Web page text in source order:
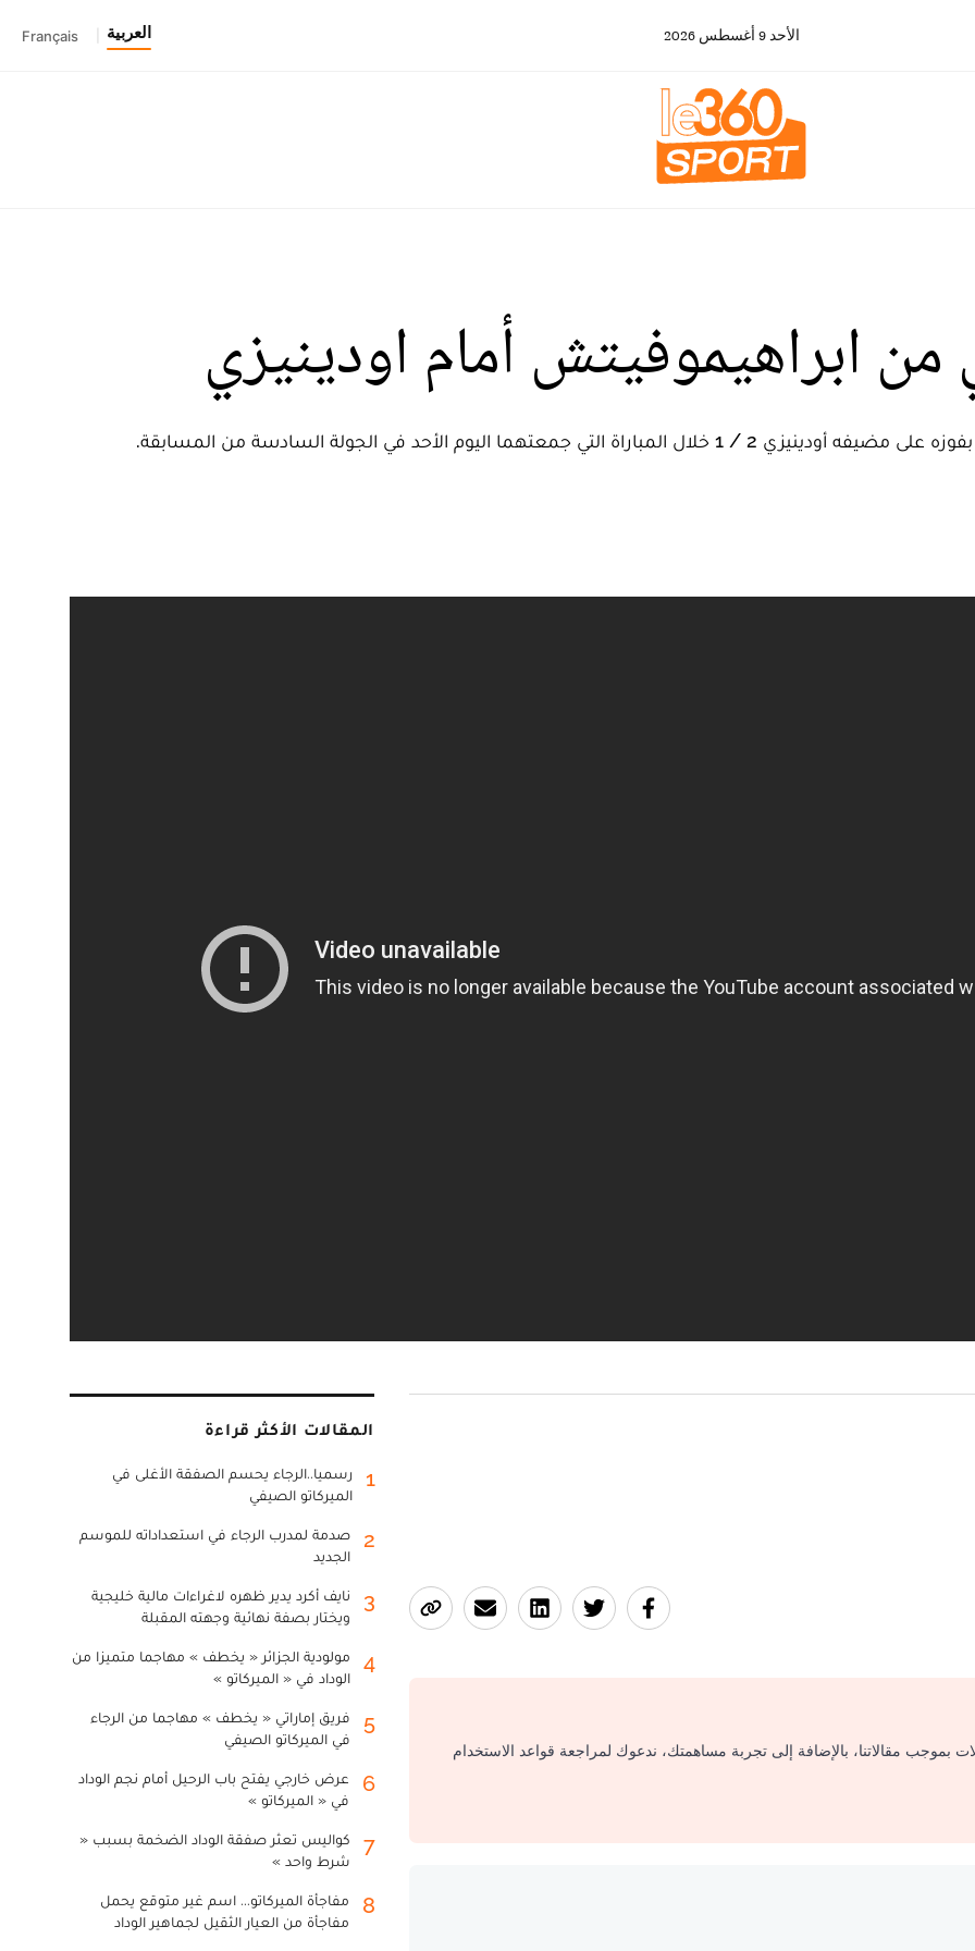
الأحد 9 أغسطس 2026 العربية Français
ابراهيموفيتش أمام اودينيزي
جمعتهما اليوم الأحد في الجولة السادسة من المسابقة.
بموجب مقالاتنا، بالإضافة إلى تجربة مساهمتك، ندعوك لمراجعة قواعد الاستخدام
المقالات الأكثر قراءة
1
رسميا..الرجاء يحسم الصفقة الأغلى في
الميركاتو الصيفي
2
صدمة لمدرب الرجاء في استعداداته للموسم
الجديد
3
نايف أكرد يدير ظهره لاغراءات مالية خليجية
ويختار بصفة نهائية وجهته المقبلة
4
مولودية الجزائر « يخطف » مهاجما متميزا من
الوداد في « الميركاتو »
5
فريق إماراتي « يخطف » مهاجما من الرجاء
في الميركاتو الصيفي
6
عرض خارجي يفتح باب الرحيل أمام نجم الوداد
في « الميركاتو »
7
كواليس تعثر صفقة الوداد الضخمة بسبب «
شرط واحد »
8
مفاجأة الميركاتو... اسم غير متوقع يحمل
مفاجأة من العيار الثقيل لجماهير الوداد